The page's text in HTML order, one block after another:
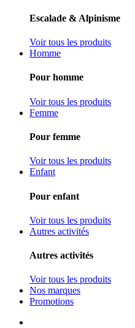
Escalade & Alpinisme
Voir tous les produits
Homme
Pour homme
Voir tous les produits
Femme
Pour femme
Voir tous les produits
Enfant
Pour enfant
Voir tous les produits
Autres activités
Autres activités
Voir tous les produits
Nos marques
Promotions